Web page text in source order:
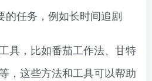
的任务，例如长时间追剧
具，比如番茄工作法、甘特
，这些方法和工具可以帮助